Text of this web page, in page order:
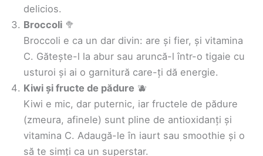
delicios.
Broccoli 🥦
Broccoli e ca un dar divin: are și fier, și vitamina
C. Gătește-l la abur sau aruncă-l într-o tigaie cu
usturoi și ai o garnitură care-ți dă energie.
Kiwi și fructe de pădure 🫐
Kiwi e mic, dar puternic, iar fructele de pădure
(zmeura, afinele) sunt pline de antioxidanți și
vitamina C. Adaugă-le în iaurt sau smoothie și o
să te simți ca un superstar.